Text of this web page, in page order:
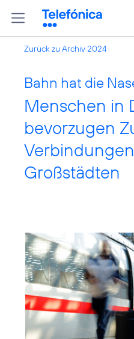
Zurück zu Archiv 2024
Bahn hat die
Menschen in
bevorzugen
Großstädten